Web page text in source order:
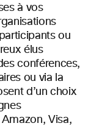
à vos
ou
élus
conférences,
ou via la
d’un choix
Visa,